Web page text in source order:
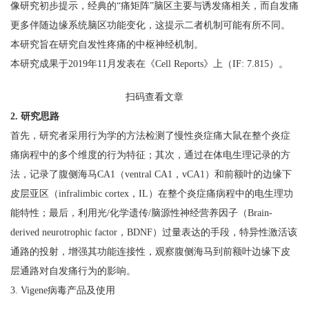
像研究初步提示，经典的“痛矩阵”脑区主要与诱发痛相关，而自发痛
更多伴随边缘系统脑区功能变化，这提示二者机制可能有所不同。
本研究旨在研究自发性疼痛的中枢神经机制。
本研究成果于2019年11月发表在《Cell Reports》上（IF: 7.815）。
扫码查看文章
2. 研究思路
首先，研究者采用行为学的方法检测了慢性炎症痛大鼠在整个炎症
痛病程中的多个维度的行为特征；其次，通过在体电生理记录的方
法，记录了腹侧海马CA1（ventral CA1，vCA1）和前额叶的边缘下
皮层亚区（infralimbic cortex，IL）在整个炎症痛病程中的电生理功
能特性；最后，利用光/化学遗传/脑源性神经营养因子（Brain-
derived neurotrophic factor，BDNF）过量表达的手段，特异性激活该
通路的投射，增强其功能连接性，观察腹侧海马到前额叶边缘下皮
层通路对自发痛行为的影响。
3. Vigene病毒产品及使用